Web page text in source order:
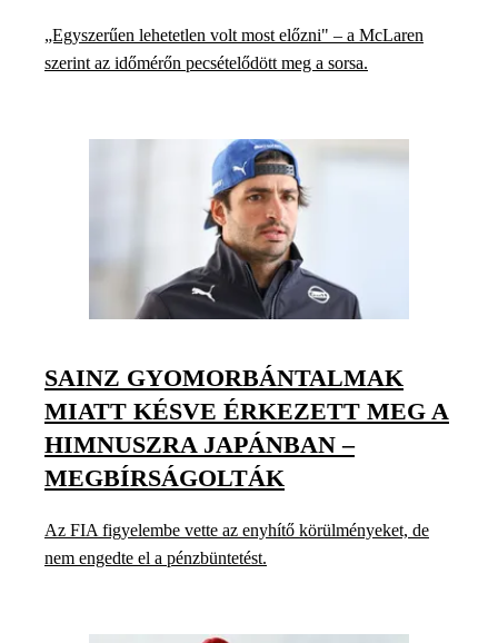
„Egyszerűen lehetetlen volt most előzni" – a McLaren
szerint az időmérőn pecsételődött meg a sorsa.
SAINZ GYOMORBÁNTALMAK
MIATT KÉSVE ÉRKEZETT MEG A
HIMNUSZRA JAPÁNBAN –
MEGBÍRSÁGOLTÁK
Az FIA figyelembe vette az enyhítő körülményeket, de
nem engedte el a pénzbüntetést.